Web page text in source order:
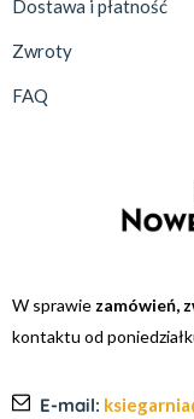
Dostawa i płatność
Zwroty
FAQ
W sprawie zamówień,
kontaktu od
E-mail: